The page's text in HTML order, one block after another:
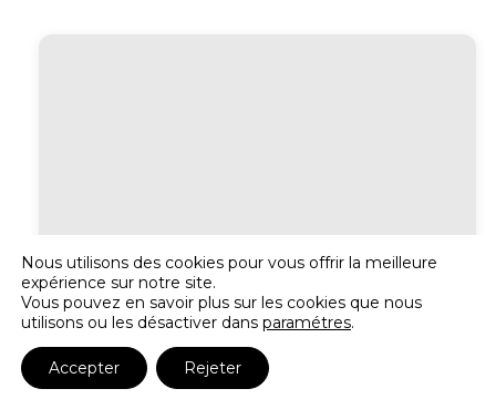
Nous utilisons des cookies pour vous offrir la meilleure
expérience sur notre site.
Vous pouvez en savoir plus sur les cookies que nous
utilisons ou les désactiver dans paramétres.
Accepter Rejeter